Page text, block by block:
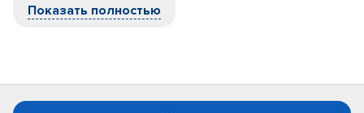
Показать полностью